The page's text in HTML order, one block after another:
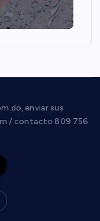
enviar sus
/ contacto 809 756